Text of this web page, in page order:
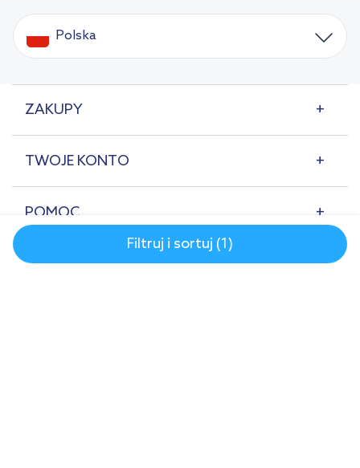
Polska
ZAKUPY
TWOJE KONTO
POMOC
O NAS
Filtruj i sortuj (1)